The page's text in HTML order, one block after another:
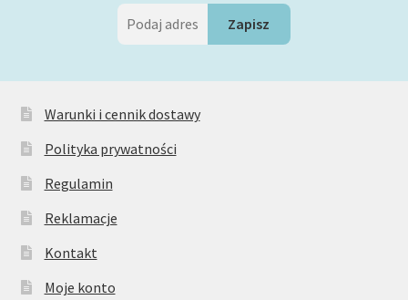
Warunki i cennik dostawy
Polityka prywatności
Regulamin
Reklamacje
Kontakt
Moje konto